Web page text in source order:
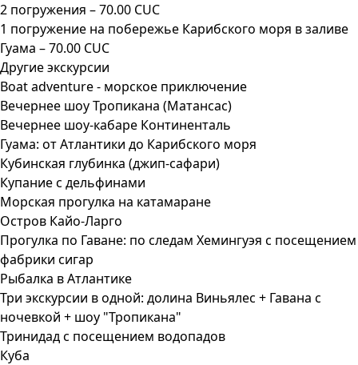
2 погружения – 70.00 CUC
1 погружение на побережье Карибского моря в заливе
Гуама – 70.00 CUC
Другие экскурсии
Boat adventure - морское приключение
Вечернее шоу Тропикана (Матансас)
Вечернее шоу-кабаре Континенталь
Гуама: от Атлантики до Карибского моря
Кубинская глубинка (джип-сафари)
Купание с дельфинами
Морская прогулка на катамаране
Остров Кайо-Ларго
Прогулка по Гаване: по следам Хемингуэя с посещением
фабрики сигар
Рыбалка в Атлантике
Три экскурсии в одной: долина Виньялес + Гавана с
ночевкой + шоу "Тропикана"
Тринидад с посещением водопадов
Куба